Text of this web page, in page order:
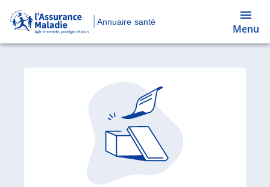
Annuaire santé
Menu